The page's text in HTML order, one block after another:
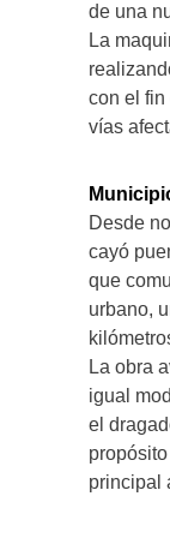
de una
La
con el fin
vías
Desde
cayó
que
urbano,
La obra
igual
el
principal